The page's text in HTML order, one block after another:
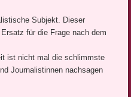
Subjekt. Dieser
für die Frage nach dem
ist nicht mal die schlimmste
Journalistinnen nachsagen